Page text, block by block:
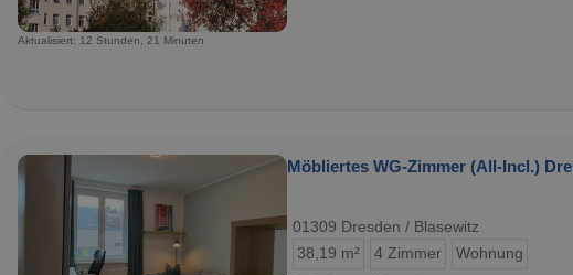
Aktualisiert: 12 Stunden, 21 Minuten
Möbliertes WG-Zimmer (All-Incl.)
01309 Dresden / Blasewitz
38,19 m²
4 Zimmer Wohnung